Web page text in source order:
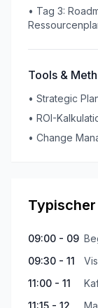
• Tag 3:
Tools &
• Strategic
• ROI-
• Change
09:00 - 09
09:30 - 11
11:00 - 11
11:15 - 12